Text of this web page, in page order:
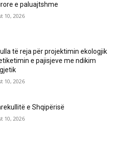
e paluajtshme
10, 2026
të reja për projektimin ekologjik
e pajisjeve me ndikim
10, 2026
e Shqipërisë
10, 2026